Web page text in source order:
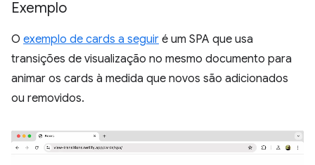
Exemplo
O exemplo de cards a seguir é um SPA que usa
transições de visualização no mesmo documento para
animar os cards à medida que novos são adicionados
ou removidos.